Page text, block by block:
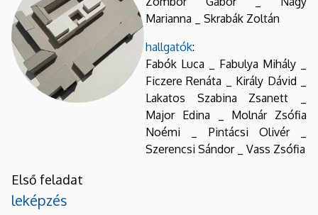
Marianna _ Skrabák Zoltán
hallgatók:
Fabók Luca _ Fabulya Mihály _
Ficzere Renáta _ Király Dávid _
Lakatos Szabina Zsanett _
Major Edina _ Molnár Zsófia
Noémi _ Pintácsi Olivér _
Szerencsi Sándor _ Vass Zsófia
Első feladat
leképzés